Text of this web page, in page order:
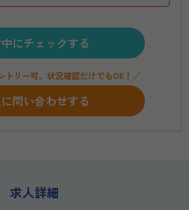
にチェックする
トリー可。状況確認だけでもOK！／
問い合わせする
求人詳細